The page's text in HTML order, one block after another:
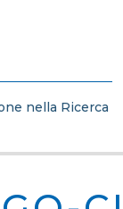
nella Ricerca